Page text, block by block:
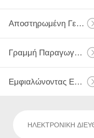
Αποστηρωμένη Γεμίζοντας Γραμμή Γάλακτος
Γραμμή Παραγωγής Γάλακτος UHT
Εμφιαλώνοντας Εγκαταστάσεις Γάλακτος